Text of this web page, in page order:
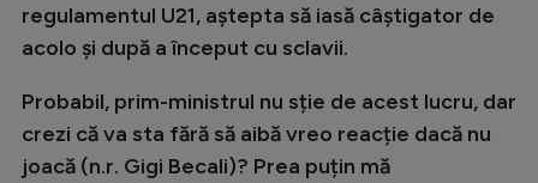
regulamentul U21, aștepta să iasă câștigator de
acolo și după a început cu sclavii.
Probabil, prim-ministrul nu sție de acest lucru, dar
crezi că va sta fără să aibă vreo reacție dacă nu
joacă (n.r. Gigi Becali)? Prea puțin mă